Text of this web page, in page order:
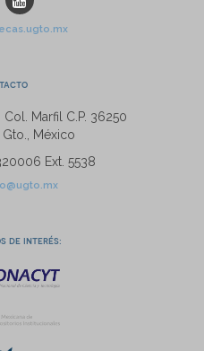
Col. Marfil C.P. 36250
Gto., México
Ext. 5538
de interés: